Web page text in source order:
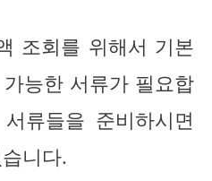
조회를 위해서 기본
능한 서류가 필요합
류들을 준비하시면
니다.